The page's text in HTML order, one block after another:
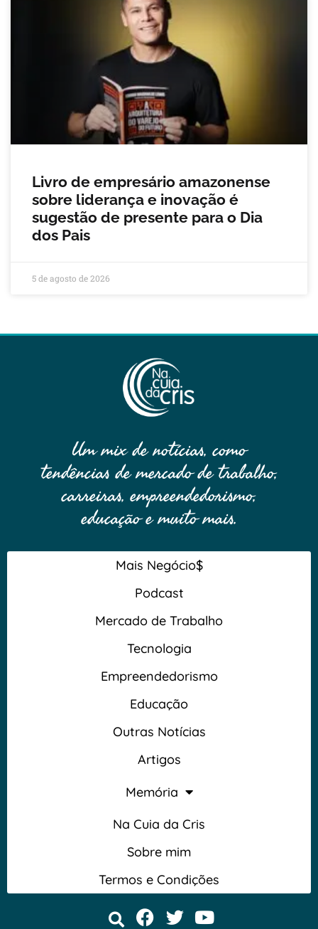
Livro de empresário amazonense
sobre liderança e inovação é
sugestão de presente para o Dia
dos Pais
5 de agosto de 2026
Um mix de notícias, como
tendências de mercado de trabalho,
carreiras, empreendedorismo,
educação e muito mais.
Mais Negócio$
Podcast
Mercado de Trabalho
Tecnologia
Empreendedorismo
Educação
Outras Notícias
Artigos
Memória
Na Cuia da Cris
Sobre mim
Termos e Condições